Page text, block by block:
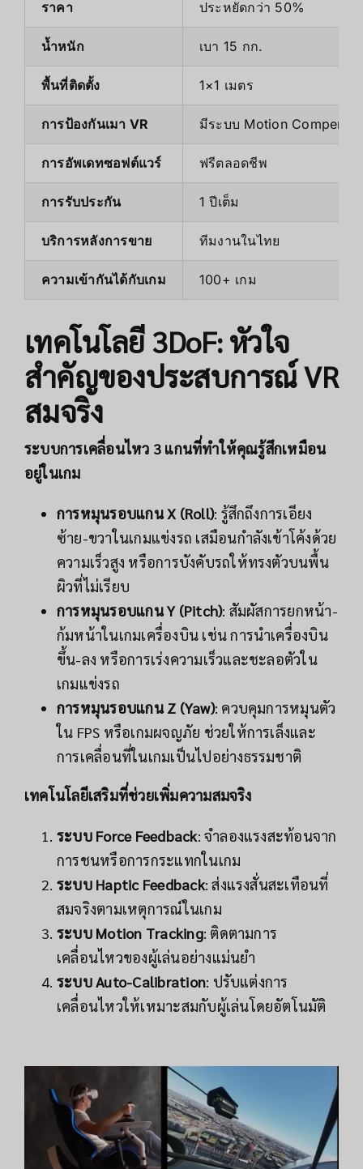
ราคา ประหยัดกว่า 50%
น้ำหนัก เบา 15 กก.
พื้นที่ติดตั้ง 1×1 เมตร
การป้องกันเมา VR มีระบบ Motion
การอัพเดทซอฟต์แวร์ ฟรีตลอดชีพ
การรับประกัน 1 ปีเต็ม
บริการหลังการขาย ทีมงานในไทย
ความเข้ากันได้กับเกม 100+ เกม
เทคโนโลยี 3DoF: หัวใจ
สำคัญของประสบการณ์ VR
สมจริง
ระบบการเคลื่อนไหว 3 แกนที่ทำให้คุณรู้สึกเหมือน
อยู่ในเกม
การหมุนรอบแกน X (Roll): รู้สึกถึงการเอียง
ซ้าย-ขวาในเกมแข่งรถ เสมือนกำลังเข้าโค้งด้วย
ความเร็วสูง หรือการบังคับรถให้ทรงตัวบนพื้น
ผิวที่ไม่เรียบ
การหมุนรอบแกน Y (Pitch): สัมผัสการยกหน้า-
ก้มหน้าในเกมเครื่องบิน เช่น การนำเครื่องบิน
ขึ้น-ลง หรือการเร่งความเร็วและชะลอตัวใน
เกมแข่งรถ
การหมุนรอบแกน Z (Yaw): ควบคุมการหมุนตัว
ใน FPS หรือเกมผจญภัย ช่วยให้การเล็งและ
การเคลื่อนที่ในเกมเป็นไปอย่างธรรมชาติ
เทคโนโลยีเสริมที่ช่วยเพิ่มความสมจริง
ระบบ Force Feedback: จำลองแรงสะท้อนจาก
การชนหรือการกระแทกในเกม
ระบบ Haptic Feedback: ส่งแรงสั่นสะเทือนที่
สมจริงตามเหตุการณ์ในเกม
ระบบ Motion Tracking: ติดตามการ
เคลื่อนไหวของผู้เล่นอย่างแม่นยำ
ระบบ Auto-Calibration: ปรับแต่งการ
เคลื่อนไหวให้เหมาะสมกับผู้เล่นโดยอัตโนมัติ